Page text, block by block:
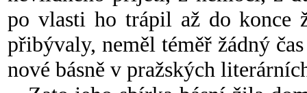
po vlasti ho trápil až do konce
přibývaly, neměl téměř žádný
nové básně v pražských